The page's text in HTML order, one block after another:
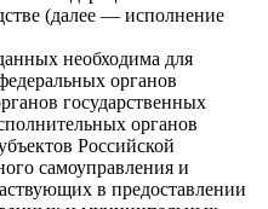
(далее — исполнение
необходима для
органов
государственных
органов
Российской
самоуправления и
в предоставлении